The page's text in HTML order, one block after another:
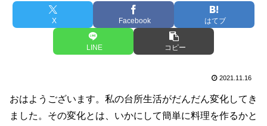
X Facebook はてブ
LINE コピー
2021.11.16
おはようございます。私の台所生活がだんだん変化してき
ました。その変化とは、いかにして簡単に料理を作るかと